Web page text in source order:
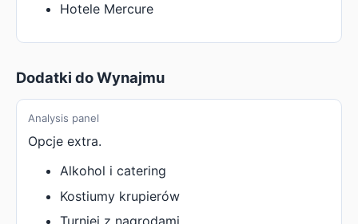
Hotele Mercure
Dodatki do Wynajmu
Analysis panel
Opcje extra.
Alkohol i catering
Kostiumy krupierów